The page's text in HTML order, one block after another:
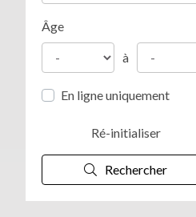
Âge
à
En ligne uniquement
Ré-initialiser
Rechercher